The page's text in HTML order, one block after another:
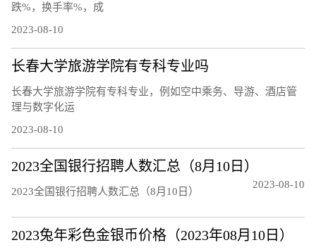
跌%，换手率%，成
2023-08-10
长春大学旅游学院有专科专业吗
长春大学旅游学院有专科专业，例如空中乘务、导游、酒店管
理与数字化运
2023-08-10
2023全国银行招聘人数汇总（8月10日）
2023全国银行招聘人数汇总（8月10日）
2023-08-10
2023兔年彩色金银币价格（2023年08月10日）